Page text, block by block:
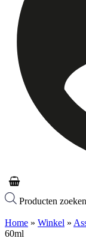
Producten zoeken
Home » Winkel »
60ml